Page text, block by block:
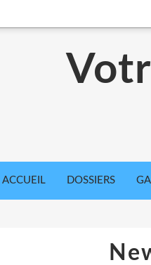
ACCUEIL DOSSIERS